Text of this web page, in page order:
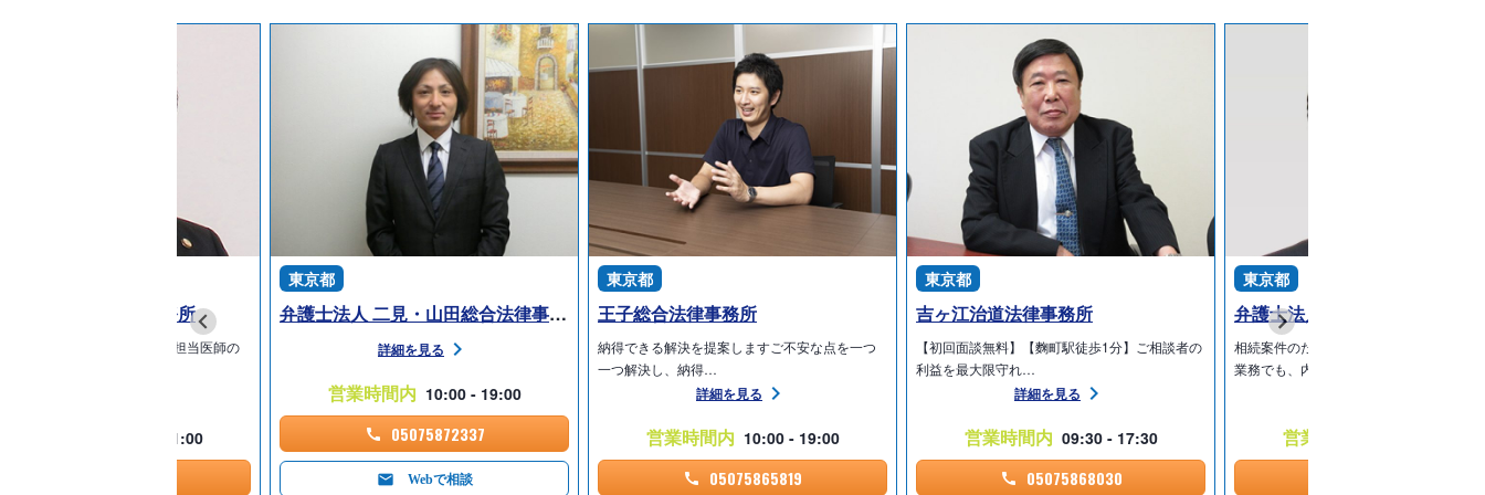
法人心 池袋法律事務所
のための「相続チーム」が担当医師の
09:00 - 21:00
東京都
弁護士法人 二見・山田総合法律事務所
詳細を見る
営業時間内 10:00 - 19:00
05075872337
Webで相談
東京都
王子総合法律事務所
納得できる解決を提案しますご不安な点を一つ
一つ解決し、納得…
詳細を見る
営業時間内 10:00 - 19:00
05075865819
東京都
吉ヶ江治道法律事務所
【初回面談無料】【麴町駅徒歩1分】ご相談者の
利益を最大限守れ…
詳細を見る
営業時間内 09:30 - 17:30
05075868030
東京都
弁護士法人心 東京法律事務所
相続案件のための「相続チーム」が担当
業務でも、内科の…
営業時間内